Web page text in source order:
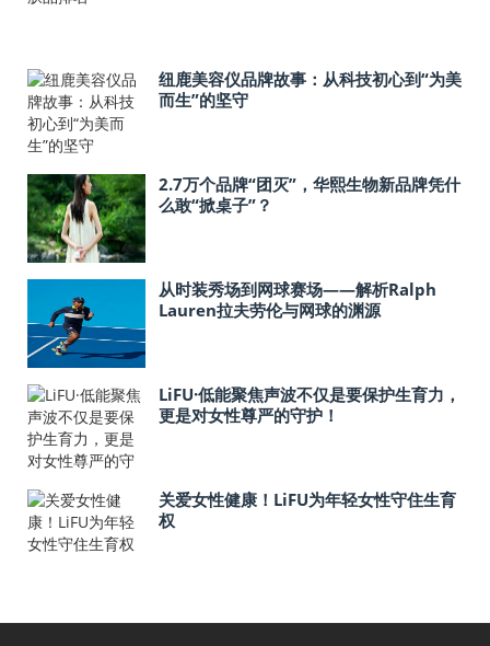
纽鹿美容仪品牌故事：从科技初心到“为美
而生”的坚守
2.7万个品牌“团灭”，华熙生物新品牌凭什
么敢“掀桌子”？
从时装秀场到网球赛场——解析Ralph
Lauren拉夫劳伦与网球的渊源
LiFU·低能聚焦声波不仅是要保护生育力，
更是对女性尊严的守护！
关爱女性健康！LiFU为年轻女性守住生育
权